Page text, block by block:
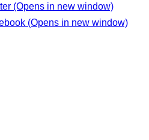
(Opens in new window)
(Opens in new window)